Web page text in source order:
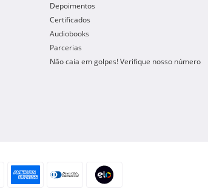
Depoimentos
Certificados
Audiobooks
Parcerias
Não caia em golpes! Verifique nosso número